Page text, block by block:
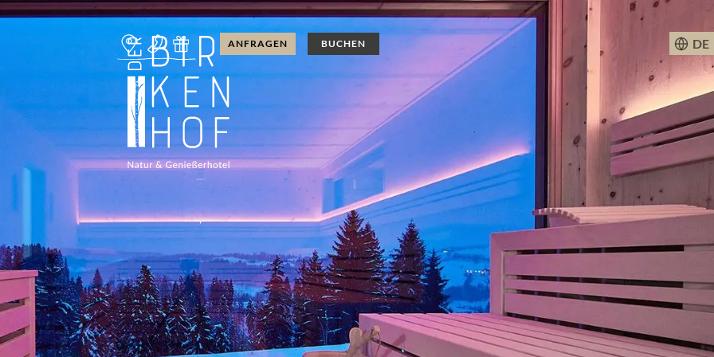
Anfahrt & Kontakt
Anrufen: +49 8386 98080
GutscheineANFRAGEN BUCHEN DE